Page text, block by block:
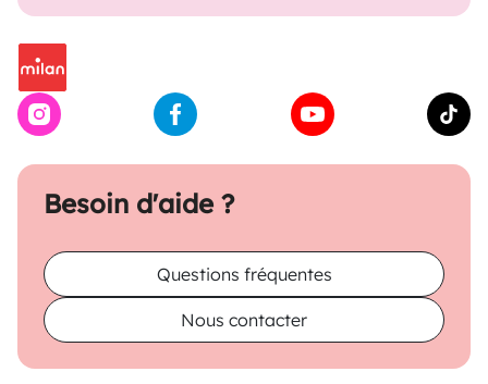
Besoin d'aide ?
Questions fréquentes
Nous contacter